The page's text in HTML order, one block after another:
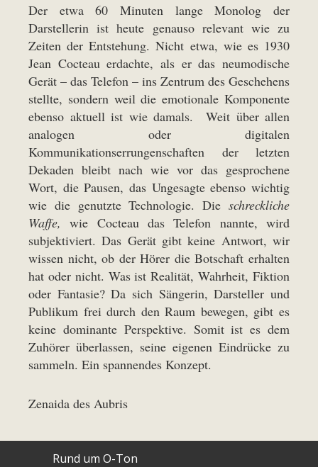
Der etwa 60 Minuten lange Monolog der
Darstellerin ist heute genauso relevant wie zu
Zeiten der Entstehung. Nicht etwa, wie es 1930
Jean Cocteau erdachte, als er das neumodische
Gerät – das Telefon – ins Zentrum des Geschehens
stellte, sondern weil die emotionale Komponente
ebenso aktuell ist wie damals. Weit über allen
analogen oder digitalen
Kommunikationserrungenschaften der letzten
Dekaden bleibt nach wie vor das gesprochene
Wort, die Pausen, das Ungesagte ebenso wichtig
wie die genutzte Technologie. Die schreckliche
Waffe, wie Cocteau das Telefon nannte, wird
subjektiviert. Das Gerät gibt keine Antwort, wir
wissen nicht, ob der Hörer die Botschaft erhalten
hat oder nicht. Was ist Realität, Wahrheit, Fiktion
oder Fantasie? Da sich Sängerin, Darsteller und
Publikum frei durch den Raum bewegen, gibt es
keine dominante Perspektive. Somit ist es dem
Zuhörer überlassen, seine eigenen Eindrücke zu
sammeln. Ein spannendes Konzept.
Zenaida des Aubris
Rund um O-Ton